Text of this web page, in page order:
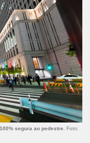
segura ao pedestre. Foto: